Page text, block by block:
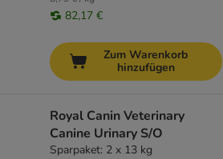
82,17 €
Zum Warenkorb
hinzufügen
Royal Canin Veterinary
Canine Urinary S/O
Sparpaket: 2 x 13 kg